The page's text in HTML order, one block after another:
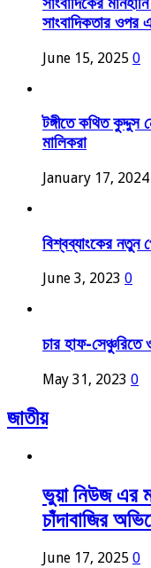
সাংবাদিকতার
June 15, 2025 0
টঙ্গীতে কথিত কুদ্দুস
মালিকরা
January 17, 2024
বিশ্বব্যাংকের নতুন
June 3, 2023 0
চার হাফ-
May 31, 2023 0
জাতীয়
ভুয়া নিউজ এর
চাঁদাবাজির
June 17, 2025 0